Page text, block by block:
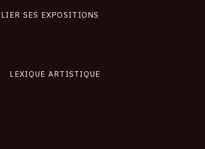
SES EXPOSITIONS
LEXIQUE ARTISTIQUE